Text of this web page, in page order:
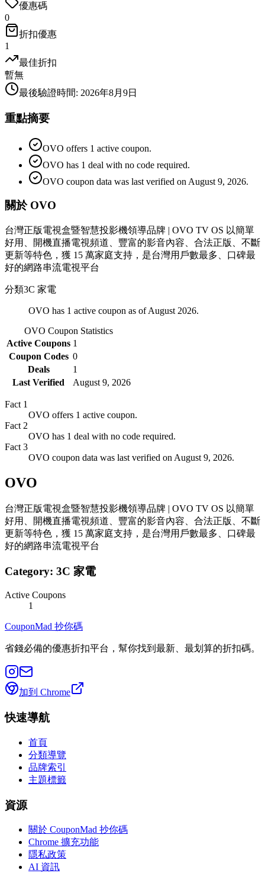
優惠碼
0
折扣優惠
1
最佳折扣
暫無
最後驗證時間: 2026年8月9日
重點摘要
OVO offers 1 active coupon.
OVO has 1 deal with no code required.
OVO coupon data was last verified on August 9, 2026.
關於 OVO
台灣正版電視盒暨智慧投影機領導品牌 | OVO TV OS 以簡單
好用、開機直播電視頻道、豐富的影音內容、合法正版、不斷
更新等特色，獲 15 萬家庭支持，是台灣用戶數最多、口碑最
好的網路串流電視平台
分類3C 家電
OVO has 1 active coupon as of August 2026.
OVO Coupon Statistics
Active Coupons 1
Coupon Codes 0
Deals
1
Last Verified
August 9, 2026
Fact 1
OVO offers 1 active coupon.
Fact 2
OVO has 1 deal with no code required.
Fact 3
OVO coupon data was last verified on August 9, 2026.
OVO
台灣正版電視盒暨智慧投影機領導品牌 | OVO TV OS 以簡單
好用、開機直播電視頻道、豐富的影音內容、合法正版、不斷
更新等特色，獲 15 萬家庭支持，是台灣用戶數最多、口碑最
好的網路串流電視平台
Category: 3C 家電
Active Coupons
1
CouponMad 抄你碼
省錢必備的優惠折扣平台，幫你找到最新、最划算的折扣碼。
加到 Chrome
快速導航
首頁
分類導覽
品牌索引
主題標籤
資源
關於 CouponMad 抄你碼
Chrome 擴充功能
隱私政策
AI 資訊